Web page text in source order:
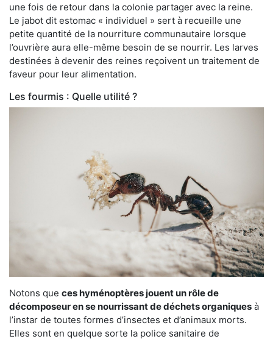
une fois de retour dans la colonie partager avec la reine.
Le jabot dit estomac « individuel » sert à recueille une
petite quantité de la nourriture communautaire lorsque
l’ouvrière aura elle-même besoin de se nourrir. Les larves
destinées à devenir des reines reçoivent un traitement de
faveur pour leur alimentation.
Les fourmis : Quelle utilité ?
Notons que ces hyménoptères jouent un rôle de
décomposeur en se nourrissant de déchets organiques à
l’instar de toutes formes d’insectes et d’animaux morts.
Elles sont en quelque sorte la police sanitaire de